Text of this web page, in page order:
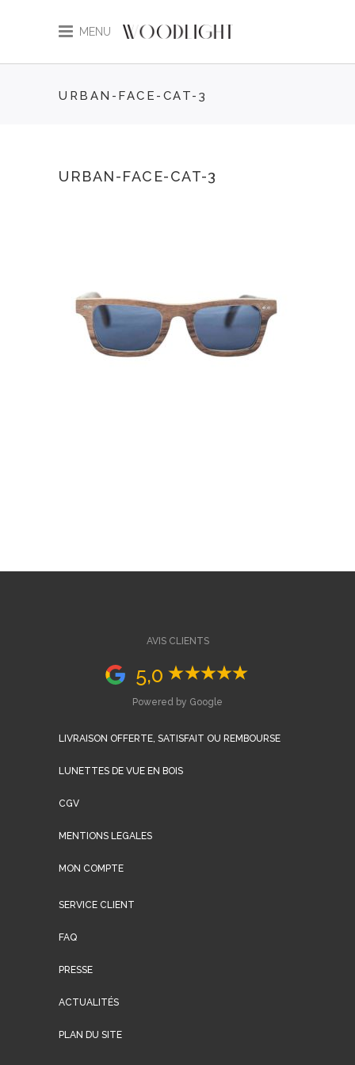
MENU
URBAN-FACE-CAT-3
URBAN-FACE-CAT-3
AVIS CLIENTS
5,0
Powered by Google
LIVRAISON OFFERTE, SATISFAIT OU REMBOURSE
LUNETTES DE VUE EN BOIS
CGV
MENTIONS LEGALES
MON COMPTE
SERVICE CLIENT
FAQ
PRESSE
ACTUALITÉS
PLAN DU SITE